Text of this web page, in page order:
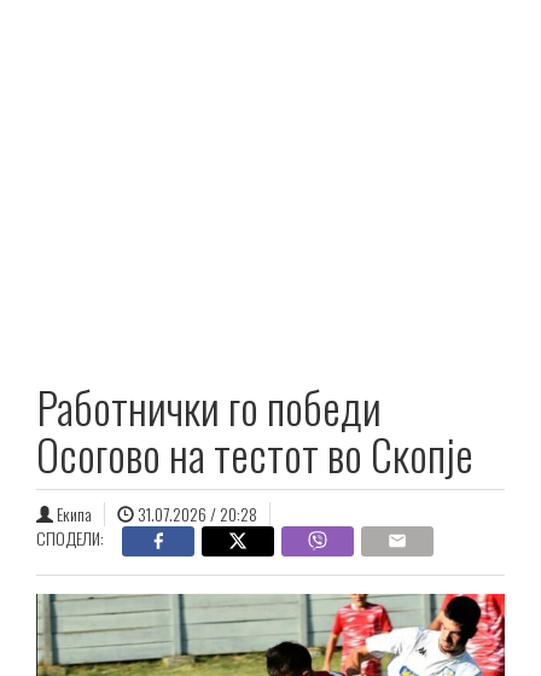
Работнички го победи
Осогово на тестот во Скопје
Екипа
31.07.2026 / 20:28
СПОДЕЛИ: